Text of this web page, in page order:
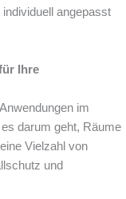
angepasst
Ihre
im
darum geht, Räume
Vielzahl von
und